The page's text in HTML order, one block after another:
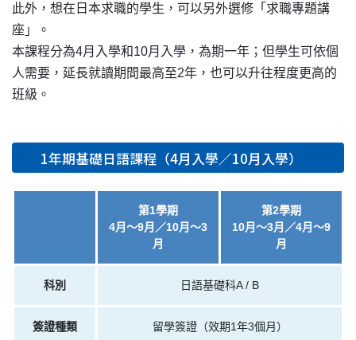
此外，想在日本求職的學生，可以另外選修「求職專題講
座」。
本課程分為4月入學和10月入學，為期一年；但學生可依個
人需要，延長就讀期間最高至2年，也可以升往程度更高的
班級。
1年期基礎日語課程（4月入學／10月入學）
第1學期
4月～9月／10月～3
月
第2學期
10月～3月／4月～9
月
科別 日語基礎科A / B
簽證種類 留學簽證（效期1年3個月）